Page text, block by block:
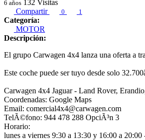
6 años 132 Visitas
Compartir
0 1
Categoría:
MOTOR
Descripción:
El grupo Carwagen 4x4 lanza una oferta a
Este coche puede ser tuyo desde solo
Carwagen 4x4 Jaguar - Land Rover,
Coordenadas: Google Maps
Email: comercial4x4@carwagen.com
TelÃ©fono: 944 478 288 OpciÃ³n 3
Horario:
lunes a viernes 9:30 a 13:30 y 16:00 a 20:00